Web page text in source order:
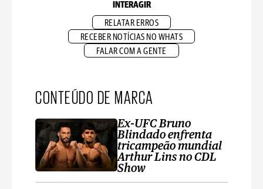
INTERAGIR
RELATAR ERROS
RECEBER NOTÍCIAS NO WHATS
FALAR COM A GENTE
CONTEÚDO DE MARCA
Ex-UFC Bruno
Blindado enfrenta
tricampeão mundial
Arthur Lins no CDL
Show